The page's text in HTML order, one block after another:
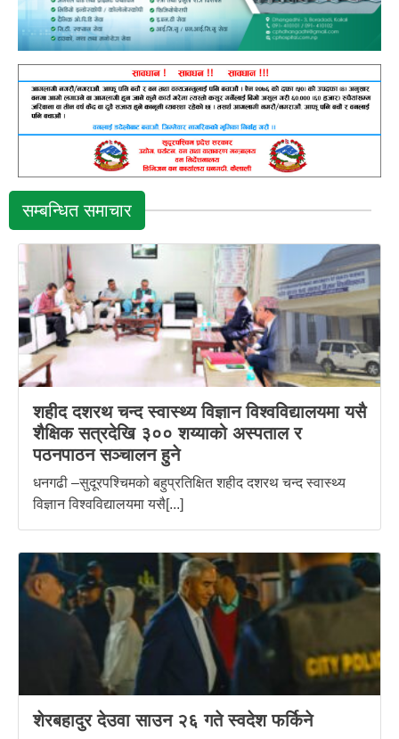
सम्बन्धित समाचार
शहीद दशरथ चन्द स्वास्थ्य विज्ञान विश्वविद्यालयमा यसै
शैक्षिक सत्रदेखि ३०० शय्याको अस्पताल र
पठनपाठन सञ्चालन हुने
धनगढी –सुदूरपश्चिमको बहुप्रतिक्षित शहीद दशरथ चन्द स्वास्थ्य
विज्ञान विश्वविद्यालयमा यसै[...]
शेरबहादुर देउवा साउन २६ गते स्वदेश फर्किने